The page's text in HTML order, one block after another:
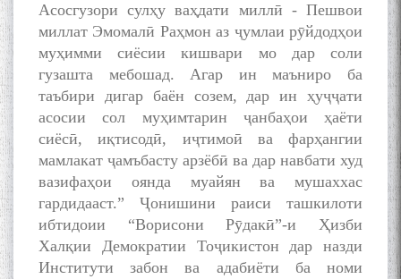
Асосгузори сулҳу ваҳдати миллӣ - Пешвои
миллат Эмомалӣ Раҳмон аз ҷумлаи рӯйдодҳои
муҳимми сиёсии кишвари мо дар соли
гузашта мебошад. Агар ин маъниро ба
таъбири дигар баён созем, дар ин ҳуҷҷати
асосии сол муҳимтарин ҷанбаҳои ҳаёти
сиёсӣ, иқтисодӣ, иҷтимоӣ ва фарҳангии
мамлакат ҷамъбасту арзёбӣ ва дар навбати худ
вазифаҳои оянда муайян ва мушаххас
гардидааст.” Ҷонишини раиси ташкилоти
ибтидоии “Ворисони Рӯдакӣ”-и Ҳизби
Халқии Демократии Тоҷикистон дар назди
Институти забон ва адабиёти ба номи
به عبارت دیگر: گفتگو با مومن
قناعت Mumin Qanoat
Сухбати навқаламон бо
Муъмин Қаноат\Meeting of
young talents with Mumyin
Kanoat